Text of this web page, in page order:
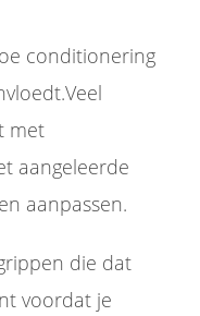
conditionering
met
aangeleerde
aanpassen.
die dat
voordat je